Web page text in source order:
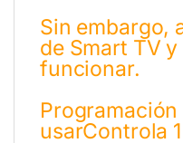
Sin embargo,
de Smart TV
funcionar.
usarControla